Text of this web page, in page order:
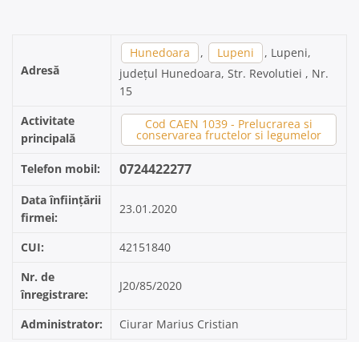
Adresă
Hunedoara , Lupeni
, Lupeni,
județul Hunedoara, Str. Revolutiei , Nr.
15
Activitate
principală
Cod CAEN 1039 - Prelucrarea si
conservarea fructelor si legumelor
Telefon mobil: 0724422277
Data înființării
firmei:
23.01.2020
CUI:
42151840
Nr. de
înregistrare:
J20/85/2020
Administrator: Ciurar Marius Cristian